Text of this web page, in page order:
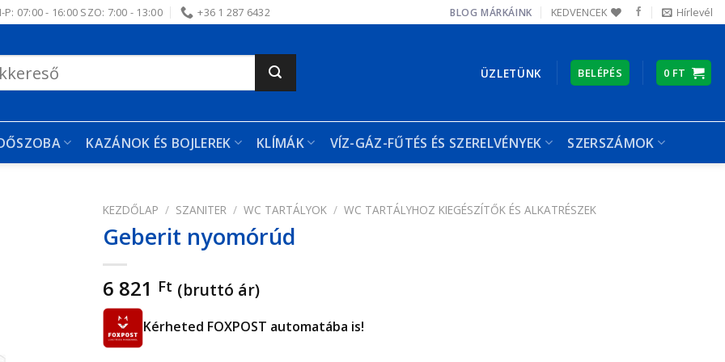
P: 07:00 - 16:00 SZO: 7:00 - 13:00 +36 1 287 6432 BLOG MÁRKÁINK KEDVENCEK Hírlevél
ÜZLETÜNK BELÉPÉS 0 FT
KAZÁNOK ÉS BOJLEREK KLÍMÁK VÍZ-GÁZ-FŰTÉS ÉS SZERELVÉNYEK SZERSZÁMOK
KEZDŐLAP / SZANITER / WC TARTÁLYOK / WC TARTÁLYHOZ KIEGÉSZÍTŐK ÉS ALKATRÉSZEK
Geberit nyomórúd
6 821 Ft (bruttó ár)
Kérheted FOXPOST automatába is!